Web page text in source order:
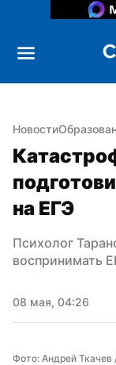
Новости
на ЕГЭ
Психолог
воспринимать
08 мая, 04:26
Фото: Андрей